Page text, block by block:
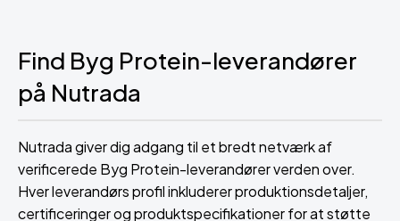
Find Byg Protein-leverandører
på Nutrada
Nutrada giver dig adgang til et bredt netværk af
verificerede Byg Protein-leverandører verden over.
Hver leverandørs profil inkluderer produktionsdetaljer,
certificeringer og produktspecifikationer for at støtte